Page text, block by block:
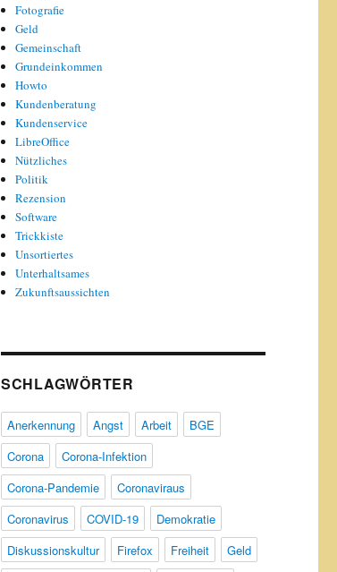
Fotografie
Geld
Gemeinschaft
Grundeinkommen
Howto
Kundenberatung
Kundenservice
LibreOffice
Nützliches
Politik
Rezension
Software
Trickkiste
Unsortiertes
Unterhaltsames
Zukunftsaussichten
SCHLAGWÖRTER
Anerkennung Angst Arbeit
BGE
Corona
Corona-Infektion
Corona-Pandemie
Coronaviraus
Coronavirus
COVID-19
Demokratie
Diskussionskultur
Firefox Freiheit
Geld